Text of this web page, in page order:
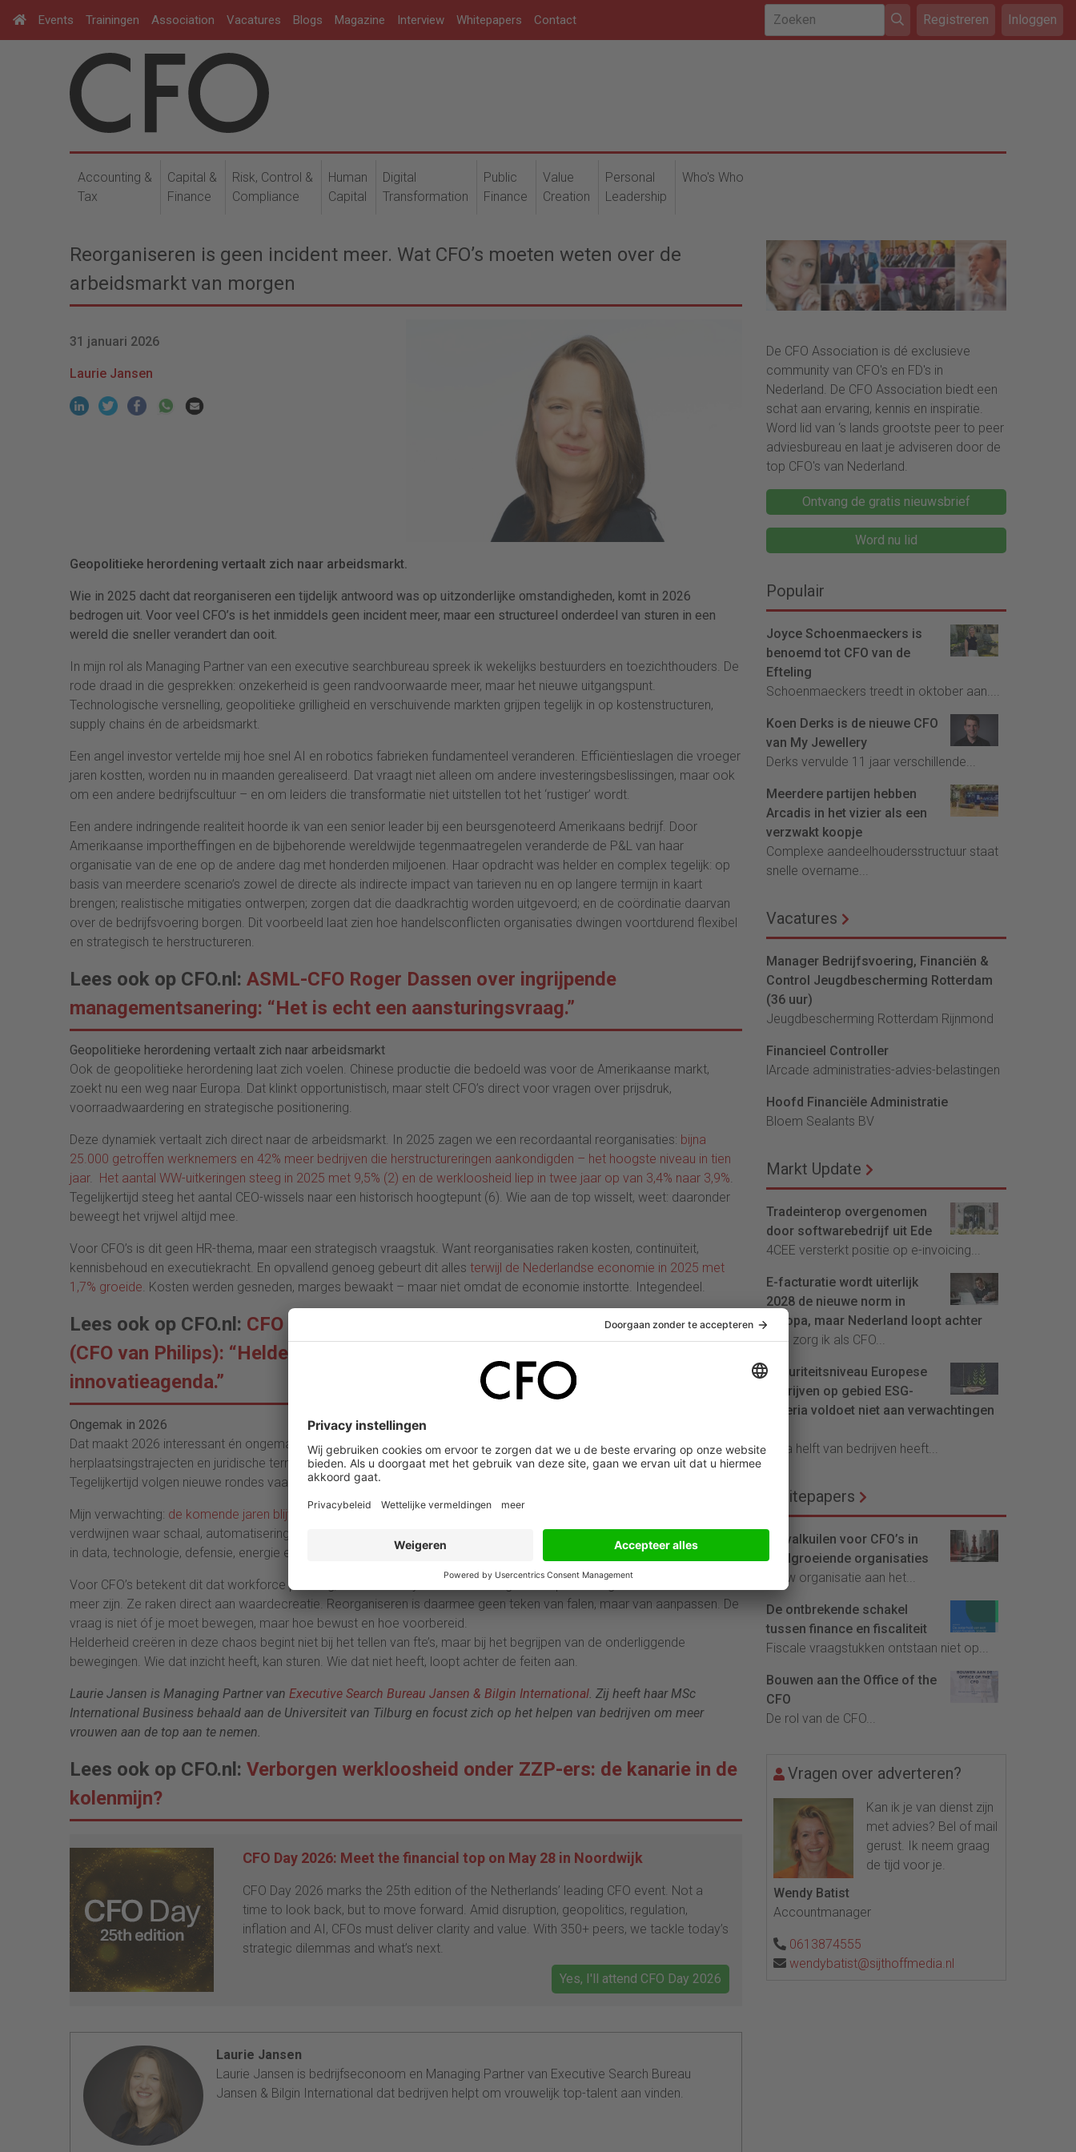
Events Trainingen Association Vacatures Blogs Magazine Interview Whitepapers Contact Registreren Inloggen
Accounting &
Tax
Capital &
Finance
Risk, Control &
Compliance
Human
Capital
Digital
Transformation
Public
Finance
Value
Creation
Personal
Leadership
Who's Who
Reorganiseren is geen incident meer. Wat CFO’s moeten weten over de
arbeidsmarkt van morgen
31 januari 2026
Laurie Jansen
Geopolitieke herordening vertaalt zich naar arbeidsmarkt.
Wie in 2025 dacht dat reorganiseren een tijdelijk antwoord was op uitzonderlijke omstandigheden, komt in 2026
bedrogen uit. Voor veel CFO’s is het inmiddels geen incident meer, maar een structureel onderdeel van sturen in een
wereld die sneller verandert dan ooit.
In mijn rol als Managing Partner van een executive searchbureau spreek ik wekelijks bestuurders en toezichthouders. De
rode draad in die gesprekken: onzekerheid is geen randvoorwaarde meer, maar het nieuwe uitgangspunt.
Technologische versnelling, geopolitieke grilligheid en verschuivende markten grijpen tegelijk in op kostenstructuren,
supply chains én de arbeidsmarkt.
Een angel investor vertelde mij hoe snel AI en robotics fabrieken fundamenteel veranderen. Efficiëntieslagen die vroeger
jaren kostten, worden nu in maanden gerealiseerd. Dat vraagt niet alleen om andere investeringsbeslissingen, maar ook
om een andere bedrijfscultuur – en om leiders die transformatie niet uitstellen tot het ‘rustiger’ wordt.
Een andere indringende realiteit hoorde ik van een senior leader bij een beursgenoteerd Amerikaans bedrijf. Door
Amerikaanse importheffingen en de bijbehorende wereldwijde tegenmaatregelen veranderde de P&L van haar
organisatie van de ene op de andere dag met honderden miljoenen. Haar opdracht was helder en complex tegelijk: op
basis van meerdere scenario’s zowel de directe als indirecte impact van tarieven nu en op langere termijn in kaart
brengen; realistische mitigaties ontwerpen; zorgen dat die daadkrachtig worden uitgevoerd; en de coördinatie daarvan
over de bedrijfsvoering borgen. Dit voorbeeld laat zien hoe handelsconflicten organisaties dwingen voortdurend flexibel
en strategisch te herstructureren.
Lees ook op CFO.nl: ASML-CFO Roger Dassen over ingrijpende
managementsanering: “Het is echt een aansturingsvraag.”
Geopolitieke herordening vertaalt zich naar arbeidsmarkt
Ook de geopolitieke herordening laat zich voelen. Chinese productie die bedoeld was voor de Amerikaanse markt,
zoekt nu een weg naar Europa. Dat klinkt opportunistisch, maar stelt CFO’s direct voor vragen over prijsdruk,
voorraadwaardering en strategische positionering.
Deze dynamiek vertaalt zich direct naar de arbeidsmarkt. In 2025 zagen we een recordaantal reorganisaties: bijna
25.000 getroffen werknemers en 42% meer bedrijven die herstructureringen aankondigden – het hoogste niveau in tien
jaar. Het aantal WW-uitkeringen steeg in 2025 met 9,5% (2) en de werkloosheid liep in twee jaar op van 3,4% naar 3,9%.
Tegelijkertijd steeg het aantal CEO-wissels naar een historisch hoogtepunt (6). Wie aan de top wisselt, weet: daaronder
beweegt het vrijwel altijd mee.
Voor CFO’s is dit geen HR-thema, maar een strategisch vraagstuk. Want reorganisaties raken kosten, continuïteit,
kennisbehoud en executiekracht. En opvallend genoeg gebeurt dit alles terwijl de Nederlandse economie in 2025 met
1,7% groeide. Kosten werden gesneden, marges bewaakt – maar niet omdat de economie instortte. Integendeel.
Lees ook op CFO.nl: CFO Day 2026 – ‘Clarity in Chaos’ – Charlotte Hanneman
(CFO van Philips): “Helderheid vraagt ook om een sterke talent- en
innovatieagenda.”
Ongemak in 2026
Dat maakt 2026 interessant én ongemakkelijk. Veel reorganisaties werken met vertraging door: garden leave,
herplaatsingstrajecten en juridische termijnen zorgen ervoor dat de arbeidsmarkt-effecten pas later zichtbaar worden.
Tegelijkertijd volgen nieuwe rondes vaak vanzelf, zekerwanneer nieuwe CEO’s hun organisatie herinrichten
Mijn verwachting: de komende jaren blijven onzeker
, maar niet per se banenarm. Het gaat om verschuiving. Banen
verdwijnen waar schaal, automatisering en geopolitiek dat afdwingen. Tegelijk ontstaan er tekorten op andere plekken –
in data, technologie, defensie, energie en transformatiecapaciteit.
Voor CFO’s betekent dit dat workforce planning, scenarioanalyse en investeringen in capabilities geen ‘zachte’ thema’s
meer zijn. Ze raken direct aan waardecreatie. Reorganiseren is daarmee geen teken van falen, maar van aanpassen. De
vraag is niet óf je moet bewegen, maar hoe bewust en hoe voorbereid.
Helderheid creëren in deze chaos begint niet bij het tellen van fte’s, maar bij het begrijpen van de onderliggende
bewegingen. Wie dat inzicht heeft, kan sturen. Wie dat niet heeft, loopt achter de feiten aan.
Laurie Jansen is Managing Partner van Executive Search Bureau Jansen & Bilgin International. Zij heeft haar MSc
International Business behaald aan de Universiteit van Tilburg en focust zich op het helpen van bedrijven om meer
vrouwen aan de top aan te nemen.
Lees ook op CFO.nl: Verborgen werkloosheid onder ZZP-ers: de kanarie in de
kolenmijn?
CFO Day 2026: Meet the financial top on May 28 in Noordwijk
CFO Day 2026 marks the 25th edition of the Netherlands’ leading CFO event. Not a
time to look back, but to move forward. Amid disruption, geopolitics, regulation,
inflation and AI, CFOs must deliver clarity and value. With 350+ peers, we tackle today’s
strategic dilemmas and what’s next.
Yes, I'll attend CFO Day 2026
Laurie Jansen
Laurie Jansen is bedrijfseconoom en Managing Partner van Executive Search Bureau
Jansen & Bilgin International dat bedrijven helpt om vrouwelijk top-talent aan vinden.
De CFO Association is dé exclusieve
community van CFO's en FD's in
Nederland. De CFO Association biedt een
schat aan ervaring, kennis en inspiratie.
Word lid van ‘s lands grootste peer to peer
adviesbureau en laat je adviseren door de
top CFO's van Nederland.
Ontvang de gratis nieuwsbrief
Word nu lid
Populair
Joyce Schoenmaeckers is
benoemd tot CFO van de
Efteling
Schoenmaeckers treedt in oktober aan....
Koen Derks is de nieuwe CFO
van My Jewellery
Derks vervulde 11 jaar verschillende...
Meerdere partijen hebben
Arcadis in het vizier als een
verzwakt koopje
Complexe aandeelhoudersstructuur staat
snelle overname...
Vacatures
Manager Bedrijfsvoering, Financiën &
Control Jeugdbescherming Rotterdam
(36 uur)
Jeugdbescherming Rotterdam Rijnmond
Financieel Controller
lArcade administraties-advies-belastingen
Hoofd Financiële Administratie
Bloem Sealants BV
Markt Update
Tradeinterop overgenomen
door softwarebedrijf uit Ede
4CEE versterkt positie op e-invoicing...
E-facturatie wordt uiterlijk
2028 de nieuwe norm in
Europa, maar Nederland loopt achter
Hoe zorg ik als CFO...
Maturiteitsniveau Europese
bedrijven op gebied ESG-
criteria voldoet niet aan verwachtingen
Bijna helft van bedrijven heeft...
Whitepapers
De valkuilen voor CFO’s in
snelgroeiende organisaties
Is uw organisatie aan het...
De ontbrekende schakel
tussen finance en fiscaliteit
Fiscale vraagstukken ontstaan niet op...
Bouwen aan the Office of the
CFO
De rol van de CFO...
Vragen over adverteren?
Kan ik je van dienst zijn
met advies? Bel of mail
gerust. Ik neem graag
de tijd voor je.
Wendy Batist
Accountmanager
0613874555
wendybatist@sijthoffmedia.nl